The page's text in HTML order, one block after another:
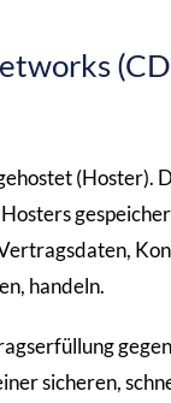
(Hoster).
handeln.
sicheren,